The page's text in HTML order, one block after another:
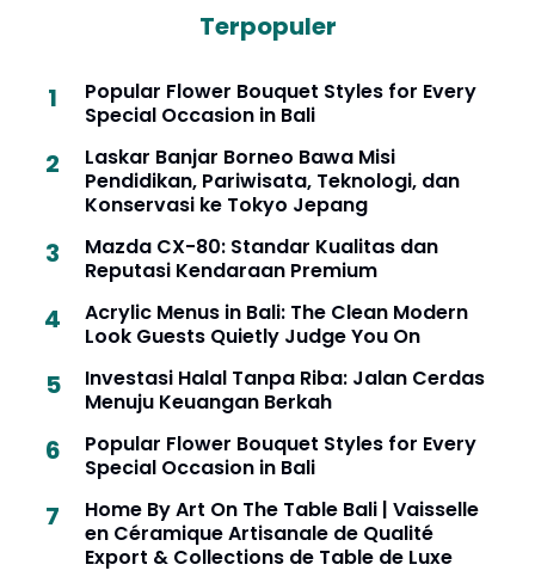
Terpopuler
Popular Flower Bouquet Styles for Every
Special Occasion in Bali
Laskar Banjar Borneo Bawa Misi
Pendidikan, Pariwisata, Teknologi, dan
Konservasi ke Tokyo Jepang
Mazda CX-80: Standar Kualitas dan
Reputasi Kendaraan Premium
Acrylic Menus in Bali: The Clean Modern
Look Guests Quietly Judge You On
Investasi Halal Tanpa Riba: Jalan Cerdas
Menuju Keuangan Berkah
Popular Flower Bouquet Styles for Every
Special Occasion in Bali
Home By Art On The Table Bali | Vaisselle
en Céramique Artisanale de Qualité
Export & Collections de Table de Luxe